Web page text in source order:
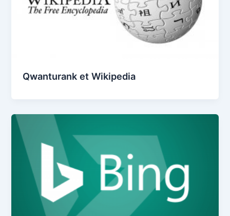
Qwanturank et Wikipedia